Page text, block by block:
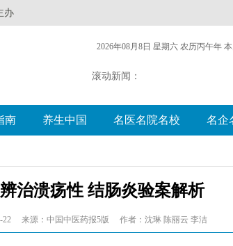
办
2026年08月8日 星期六 农历丙午年 本
滚动新闻：
南 养生中国 名医名院名校 名企
治溃疡性 结肠炎验案解析
22 来源：中国中医药报5版 作者：沈琳 陈丽云 李洁